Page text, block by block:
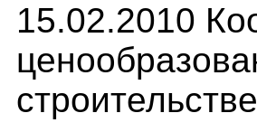
15.02.2010